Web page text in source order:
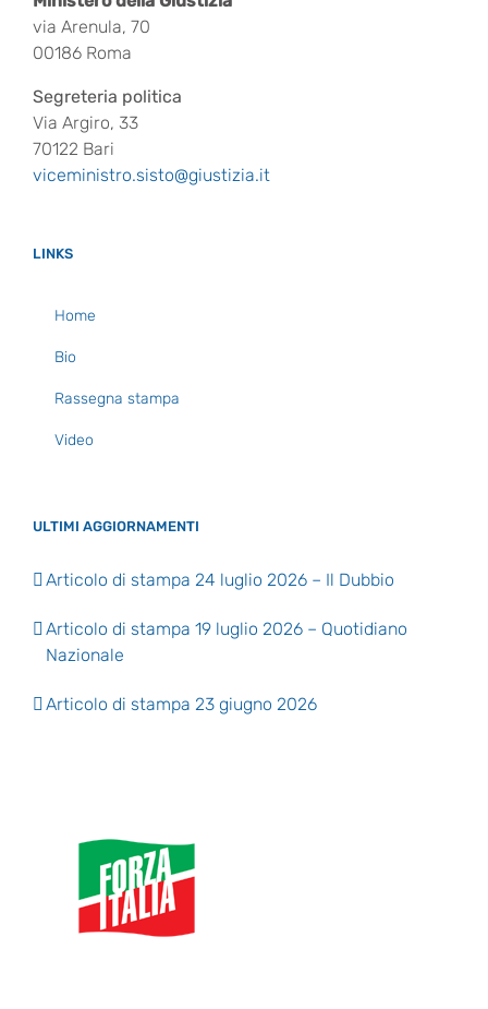
via Arenula, 70
00186 Roma
Segreteria politica
Via Argiro, 33
70122 Bari
viceministro.sisto@giustizia.it
LINKS
Home
Bio
Rassegna stampa
Video
ULTIMI AGGIORNAMENTI
Articolo di stampa 24 luglio 2026 – Il Dubbio
Articolo di stampa 19 luglio 2026 – Quotidiano
Nazionale
Articolo di stampa 23 giugno 2026